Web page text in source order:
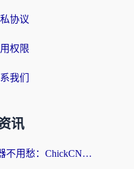
协议
权限
我们
讯
海外党选回国加速器不用愁：ChickCN和洞见哪个好？一篇搞定所有疑问